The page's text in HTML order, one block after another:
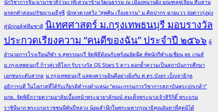
นักวิชาการจีน-นานาชาติร่วมเวทีเสวนาข้ามวัฒนธรรม ณ เมืองหนานผิง มณฑลฝูเจี้ยน สืบสาน
มรดกคำสอนปรัชญาเมธีจูซี นักหวดวงสวิง "สุพศิน เรืองธรรม" ม.ศิลปากร ฉายแวว จ่อดาวรุ่งมุ่ง
สู่นักกอล์ฟทีมชาติ นิเทศศาสตร์ ม.กรุงเทพธนบุรี มอบรางวัล
ประกวดเรียงความ “คนดีของฉัน” ประจำปี ๒๕๖๖ ผู้
อำนวยการโรงเรียนกีฬา จ.สุพรรณบุรี จัดพิธีต้อนรับพร้อมอัดฉีด ทัพนักกีฬาเอเชียน ยูธ เกมส์
ม.กรุงเทพธนบุรี ก้าวสู่เวทีโลก รับรางวัล QS Stars 5 ดาว ตอกย้ำความเป็นสถาบันการศึกษา
เอกชนระดับสากล ม.กรุงเทพธนบุรี แสดงความยินดีอย่างยิ่งกับ ศ.ดร.บังอร เบ็ญจาธิกุล
อธิการบดี ในโอกาสที่ได้รับเกียรติดำรงตำแหน่ง “คณะกรรมการวิชาการสถาบันพระปกเกล้า”
มกธ. จัดพิธีถวายความอาลัยเบื้องหน้าพระฉายาลักษณ์ สมเด็จพระนางเจ้าสิริกิติ์ พระบรม
ราชินีนาถ พระบรมราชชนนีพันปีหลวง น้อมสำนึกในพระมหากรุณาธิคุณอันหาที่สุดมิได้